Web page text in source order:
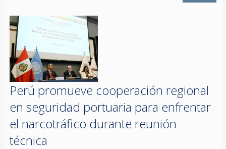
Perú promueve cooperación regional
en seguridad portuaria para enfrentar
el narcotráfico durante reunión
técnica